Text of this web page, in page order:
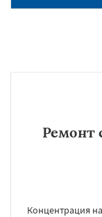
Ремонт
Концентрация